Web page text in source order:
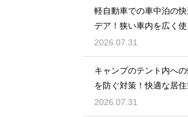
軽自動車での車中泊の
デア！狭い車内を広く
工夫
2026.07.31
キャンプのテント内へ
を防ぐ対策！快適な居
ープ
2026.07.31